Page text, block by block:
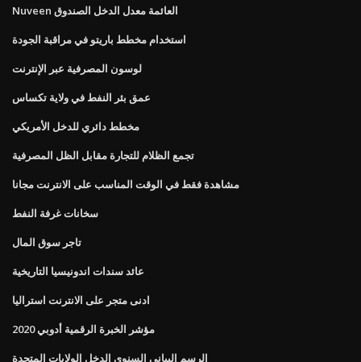
Nuveen العائمة معدل الدخل الصندوق
استخدام مخطط باريتو في مراقبة الجودة
لوسون المصرفية عبر الإنترنت
عمق بئر النفط في ولاية تكساس
مخطط دائري للدخل الأمريكي
تجمع الظلام للتجارة مقابل الظل المصرفية
مشاهدة فقط في الوقت المناسب على الانترنت مجانا
سخانات غرفة النفط
تاجر سوق المال
عائد سندات اندونيسيا التاريخية
ادنى متجر على الانترنت استراليا
مؤشر الخبرة الرقمية أدوبي 2020
الرسم البياني السنوي الدخل الولايات المتحدة